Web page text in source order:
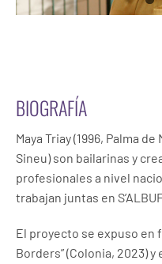
BIOGRAFÍA
Maya Triay (1996, Palma
Sineu) son bailarinas y
profesionales a nivel
trabajan juntas en
El proyecto se expuso en
Borders” (Colonia, 2023) y